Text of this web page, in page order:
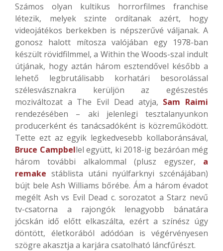
Számos olyan kultikus horrorfilmes franchise
létezik, melyek szinte ordítanak azért, hogy
videojátékos berkekben is népszerűvé váljanak. A
gonosz halott mítosza valójában egy 1978-ban
készült rövidfilmmel, a Within the Woods-szal indult
útjának, hogy aztán három esztendővel később a
lehető legbrutálisabb korhatári besorolással
szélesvásznakra kerüljön az egészestés
moziváltozat a The Evil Dead atyja, Sam Raimi
rendezésében – aki jelenlegi tesztalanyunkon
producerként és tanácsadóként is közreműködött.
Tette ezt az egyik legkedvesebb kollaboránsával,
Bruce Campbellel együtt, ki 2018-ig bezáróan még
három további alkalommal (plusz egyszer, a
remake stáblista utáni nyúlfarknyi szcénájában)
bújt bele Ash Williams bőrébe. Ám a három évadot
megélt Ash vs Evil Dead c. sorozatot a Starz nevű
tv-csatorna a rajongók lenagyobb bánatára
jócskán idő előtt elkaszálta, ezért a színész úgy
döntött, életkorából adódóan is végérvényesen
szögre akasztja a karjára csatolható láncfűrészt.